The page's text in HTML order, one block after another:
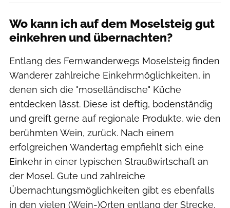
Wo kann ich auf dem Moselsteig gut
einkehren und übernachten?
Entlang des Fernwanderwegs Moselsteig finden
Wanderer zahlreiche Einkehrmöglichkeiten, in
denen sich die "moselländische" Küche
entdecken lässt. Diese ist deftig, bodenständig
und greift gerne auf regionale Produkte, wie den
berühmten Wein, zurück. Nach einem
erfolgreichen Wandertag empfiehlt sich eine
Einkehr in einer typischen Straußwirtschaft an
der Mosel. Gute und zahlreiche
Übernachtungsmöglichkeiten gibt es ebenfalls
in den vielen (Wein-)Orten entlang der Strecke.